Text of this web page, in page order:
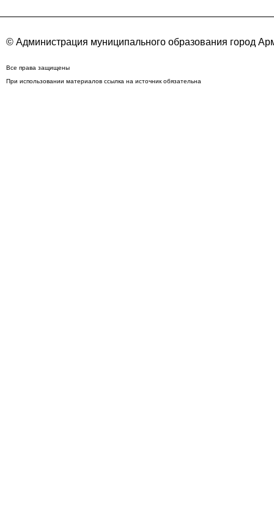
© Администрация муниципального образования город
Все права защищены
При использовании материалов ссылка на источник обязательна